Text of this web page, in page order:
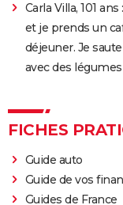
Kraven le
sanglante
Thunderbolts* :
Mad Max Fury
annonce,
John Wick 4 :
streaming...
Black Panther
Carla Villa, 101
et je prends un
déjeuner. Je
avec des
FICHES
Guide auto
Guide de vos
Guides de France